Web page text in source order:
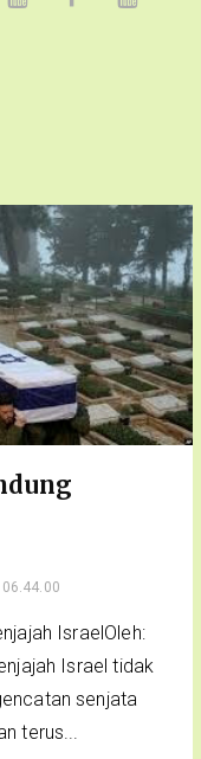
, 06.44.00
IsraelOleh:
Israel tidak
senjata
terus...